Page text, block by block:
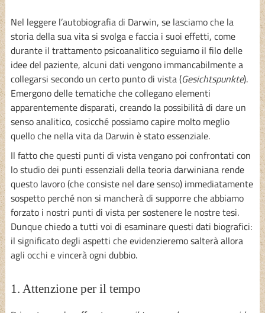
Nel leggere l’autobiografia di Darwin, se lasciamo che la
storia della sua vita si svolga e faccia i suoi effetti, come
durante il trattamento psicoanalitico seguiamo il filo delle
idee del paziente, alcuni dati vengono immancabilmente a
collegarsi secondo un certo punto di vista (Gesichtspunkte).
Emergono delle tematiche che collegano elementi
apparentemente disparati, creando la possibilità di dare un
senso analitico, cosicché possiamo capire molto meglio
quello che nella vita da Darwin è stato essenziale.
Il fatto che questi punti di vista vengano poi confrontati con
lo studio dei punti essenziali della teoria darwiniana rende
questo lavoro (che consiste nel dare senso) immediatamente
sospetto perché non si mancherà di supporre che abbiamo
forzato i nostri punti di vista per sostenere le nostre tesi.
Dunque chiedo a tutti voi di esaminare questi dati biografici:
il significato degli aspetti che evidenzieremo salterà allora
agli occhi e vincerà ogni dubbio.
1. Attenzione per il tempo